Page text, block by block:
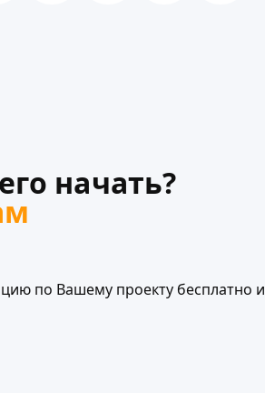
начать?
по Вашему проекту бесплатно и